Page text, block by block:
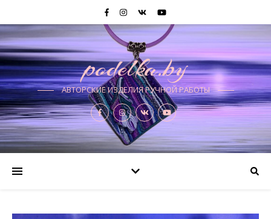
podelka.by
АВТОРСКИЕ ИЗДЕЛИЯ РУЧНОЙ РАБОТЫ